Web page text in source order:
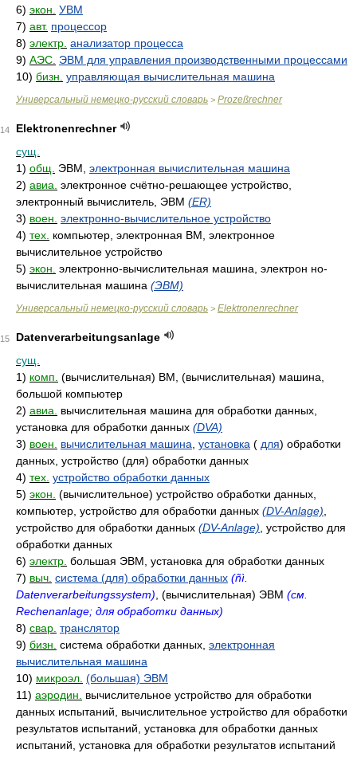
6) экон. УВМ
7) авт. процессор
8) электр. анализатор процесса
9) АЭС. ЭВМ для управления производственными процессами
10) бизн. управляющая вычислительная машина
Универсальный немецко-русский словарь > Prozeßrechner
14
Elektronenrechner
сущ.
1) общ. ЭВМ, электронная вычислительная машина
2) авиа. электронное счётно-решающее устройство,
электронный вычислитель, ЭВМ (ER)
3) воен. электронно-вычислительное устройство
4) тех. компьютер, электронная ВМ, электронное
вычислительное устройство
5) экон. электронно-вычислительная машина, электрон но-
вычислительная машина (ЭВМ)
Универсальный немецко-русский словарь > Elektronenrechner
15
Datenverarbeitungsanlage
сущ.
1) комп. (вычислительная) ВМ, (вычислительная) машина,
большой компьютер
2) авиа.
вычислительная машина для обработки данных,
установка для обработки данных (DVA)
3) воен. вычислительная машина установка ( для) обработки
данных, устройство (для) обработки данных
4) тех. устройство обработки данных
5) экон. (вычислительное) устройство обработки данных,
компьютер, устройство для обработки данных (DV-Anlage)
устройство для обработки данных (DV-Anlage) , устройство для
обработки данных
6) электр. большая ЭВМ, установка для обработки данных
7) выч. система (для) обработки данных (ñì.
Datenverarbeitungssystem) , (вычислительная) ЭВМ (см.
Rechenanlage; для обработки данных)
8) свар. транслятор
9) бизн. система обработки данных, электронная
вычислительная машина
10) микроэл. (большая) ЭВМ
11) аэродин.
вычислительное устройство для обработки
данных испытаний, вычислительное устройство для обработки
результатов испытаний, установка для обработки данных
испытаний, установка для обработки результатов испытаний